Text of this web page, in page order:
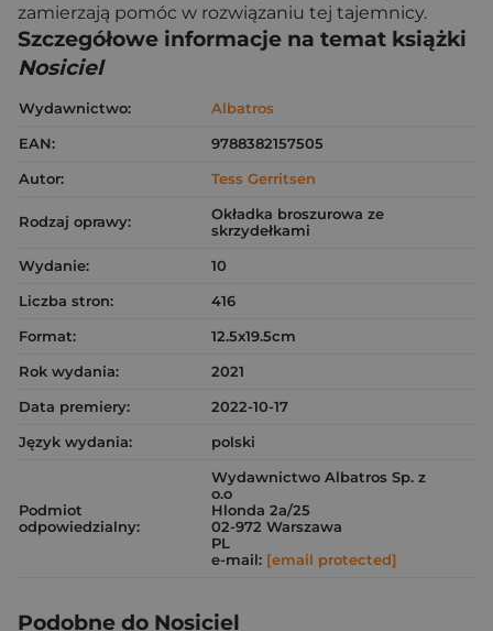
zamierzają pomóc w rozwiązaniu tej tajemnicy.
Szczegółowe informacje na temat książki
Nosiciel
Wydawnictwo:
Albatros
EAN:
9788382157505
Autor:
Tess Gerritsen
Rodzaj oprawy:
Okładka broszurowa ze
skrzydełkami
Wydanie:
10
Liczba stron:
416
Format:
12.5x19.5cm
Rok wydania:
2021
Data premiery:
2022-10-17
Język wydania:
polski
Podmiot
odpowiedzialny:
Wydawnictwo Albatros Sp. z
o.o
Hlonda 2a/25
02-972 Warszawa
PL
e-mail: [email protected]
Podobne do Nosiciel